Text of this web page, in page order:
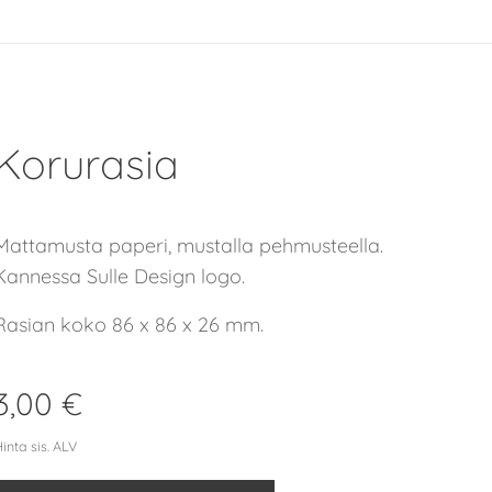
paperi, mustalla pehmusteella.
Sulle Design logo.
koko 86 x 86 x 26 mm.
€
sis. ALV